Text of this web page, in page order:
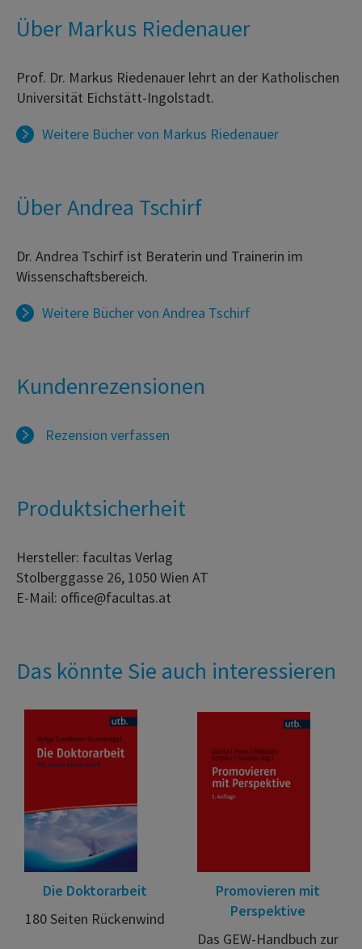
Über Markus Riedenauer
Prof. Dr. Markus Riedenauer lehrt an der Katholischen
Universität Eichstätt-Ingolstadt.
Weitere Bücher von Markus Riedenauer
Über Andrea Tschirf
Dr. Andrea Tschirf ist Beraterin und Trainerin im
Wissenschaftsbereich.
Weitere Bücher von Andrea Tschirf
Kundenrezensionen
Rezension verfassen
Produktsicherheit
Hersteller: facultas Verlag
Stolberggasse 26, 1050 Wien AT
E-Mail: office@facultas.at
Das könnte Sie auch interessieren
Die Doktorarbeit
180 Seiten Rückenwind
Promovieren mit
Perspektive
Das GEW-Handbuch zur